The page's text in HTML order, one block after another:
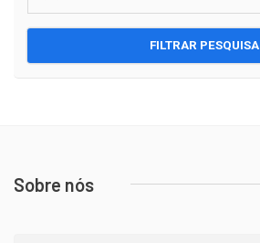
FILTRAR PESQUISA
Sobre nós